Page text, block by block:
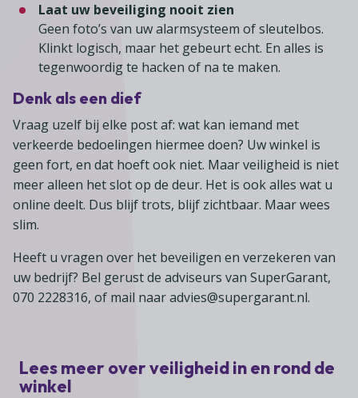
Laat uw beveiliging nooit zien
Geen foto’s van uw alarmsysteem of sleutelbos.
Klinkt logisch, maar het gebeurt echt. En alles is
tegenwoordig te hacken of na te maken.
Denk als een dief
Vraag uzelf bij elke post af: wat kan iemand met
verkeerde bedoelingen hiermee doen? Uw winkel is
geen fort, en dat hoeft ook niet. Maar veiligheid is niet
meer alleen het slot op de deur. Het is ook alles wat u
online deelt. Dus blijf trots, blijf zichtbaar. Maar wees
slim.
Heeft u vragen over het beveiligen en verzekeren van
uw bedrijf? Bel gerust de adviseurs van SuperGarant,
070 2228316, of mail naar advies@supergarant.nl.
Lees meer over veiligheid in en rond de
winkel